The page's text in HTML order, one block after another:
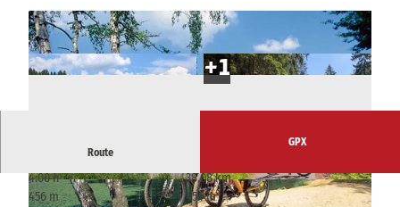
© Heike Grunow, Tourismusverband Sächsisch
e Schweiz |
CC0
© Heike Grunow, Tourismusverband Sächsisch
e Schweiz |CC0
Route
GPX
4:00 h
38.08 km
456 m
454 m